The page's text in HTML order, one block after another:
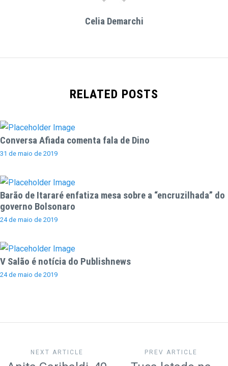
Celia Demarchi
RELATED POSTS
Conversa Afiada comenta fala de Dino
31 de maio de 2019
Barão de Itararé enfatiza mesa sobre a “encruzilhada” do
governo Bolsonaro
24 de maio de 2019
V Salão é notícia do Publishnews
24 de maio de 2019
NEXT ARTICLE PREV ARTICLE